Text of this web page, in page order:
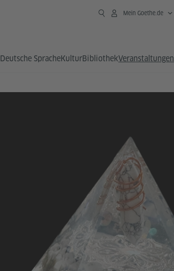
Mein Goethe.de
Deutsche SpracheKulturBibliothekVeranstaltungen